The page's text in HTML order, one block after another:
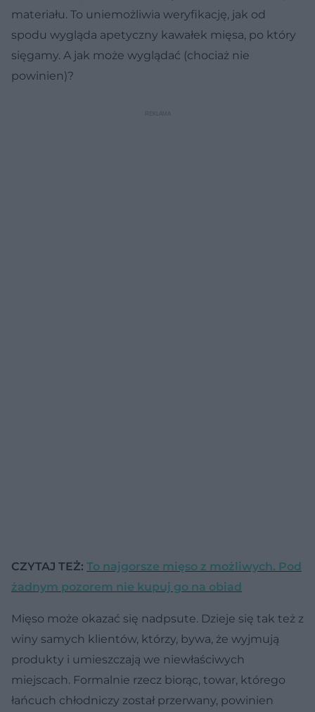
materiału. To uniemożliwia weryfikację, jak od
spodu wygląda apetyczny kawałek mięsa, po który
sięgamy. A jak może wyglądać (chociaż nie
powinien)?
CZYTAJ TEŻ: To najgorsze mięso z możliwych. Pod
żadnym pozorem nie kupuj go na obiad
Mięso może okazać się nadpsute. Dzieje się tak też z
winy samych klientów, którzy, bywa, że wyjmują
produkty i umieszczają we niewłaściwych
miejscach. Formalnie rzecz biorąc, towar, którego
łańcuch chłodniczy został przerwany, powinien